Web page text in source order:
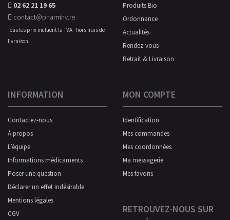
02 62 21 19 65
contact@pharmhv.re
Tous les prix incluent la TVA - hors frais de
livraison.
Produits Bio
Ordonnance
Actualités
Rendez-vous
Retrait & Livraison
INFORMATION
Contactez-nous
À propos
L’équipe
Informations médicaments
Poser une question
Déclarer un effet indésirable
Mentions légales
CGV
MON COMPTE
Identification
Mes commandes
Mes coordonnées
Ma messagerie
Mes favoris
RETROUVEZ-NOUS SUR